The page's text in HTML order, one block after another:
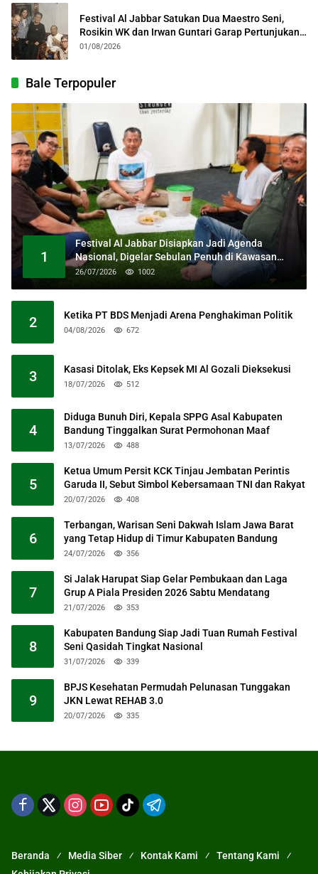
Festival Al Jabbar Satukan Dua Maestro Seni,
Rosikin WK dan Irwan Guntari Garap Pertunjukan
Kolosal
01/08/2026
Bale Terpopuler
1
Festival Al Jabbar Disiapkan Jadi Agenda
Nasional, Digelar Sebulan Penuh di Kawasan
Masjid Raya Al Jabbar
26/07/2026 1002
2 Ketika PT BDS Menjadi Arena Penghakiman Politik
04/08/2026 672
3 Kasasi Ditolak, Eks Kepsek MI Al Gozali Dieksekusi
18/07/2026 512
4
Diduga Bunuh Diri, Kepala SPPG Asal Kabupaten
Bandung Tinggalkan Surat Permohonan Maaf
13/07/2026 488
5
Ketua Umum Persit KCK Tinjau Jembatan Perintis
Garuda II, Sebut Simbol Kebersamaan TNI dan Rakyat
20/07/2026 408
6
Terbangan, Warisan Seni Dakwah Islam Jawa Barat
yang Tetap Hidup di Timur Kabupaten Bandung
24/07/2026 356
7
Si Jalak Harupat Siap Gelar Pembukaan dan Laga
Grup A Piala Presiden 2026 Sabtu Mendatang
21/07/2026 353
8
Kabupaten Bandung Siap Jadi Tuan Rumah Festival
Seni Qasidah Tingkat Nasional
31/07/2026 339
9
BPJS Kesehatan Permudah Pelunasan Tunggakan
JKN Lewat REHAB 3.0
20/07/2026 335
Beranda Media Siber Kontak Kami
Tentang Kami